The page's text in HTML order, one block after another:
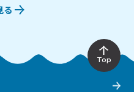
る
Top